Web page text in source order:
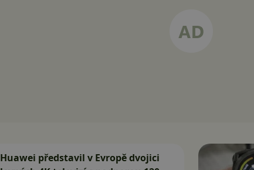
Huawei představil v Evropě dvojici